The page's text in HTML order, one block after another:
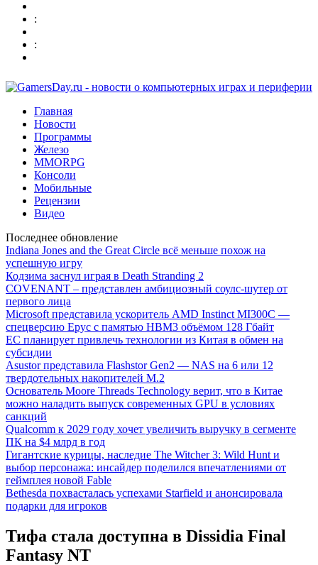
:
:
Главная
Новости
Программы
Железо
MMORPG
Консоли
Мобильные
Рецензии
Видео
Последнее обновление
Indiana Jones and the Great Circle всё меньше похож на
успешную игру
Кодзима заснул играя в Death Stranding 2
COVENANT – представлен амбициозный соулс-шутер от
первого лица
Microsoft представила ускоритель AMD Instinct MI300C —
спецверсию Epyc с памятью HBM3 объёмом 128 Гбайт
ЕС планирует привлечь технологии из Китая в обмен на
субсидии
Asustor представила Flashstor Gen2 — NAS на 6 или 12
твердотельных накопителей M.2
Основатель Moore Threads Technology верит, что в Китае
можно наладить выпуск современных GPU в условиях
санкций
Qualcomm к 2029 году хочет увеличить выручку в сегменте
ПК на $4 млрд в год
Гигантские курицы, наследие The Witcher 3: Wild Hunt и
выбор персонажа: инсайдер поделился впечатлениями от
геймплея новой Fable
Bethesda похвасталась успехами Starfield и анонсировала
подарки для игроков
Тифа стала доступна в Dissidia Final
Fantasy NT